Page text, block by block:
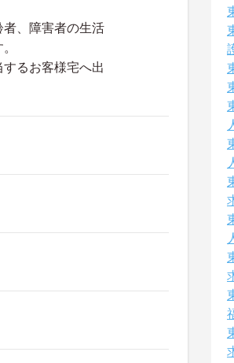
、障害者の生活
るお客様宅へ出